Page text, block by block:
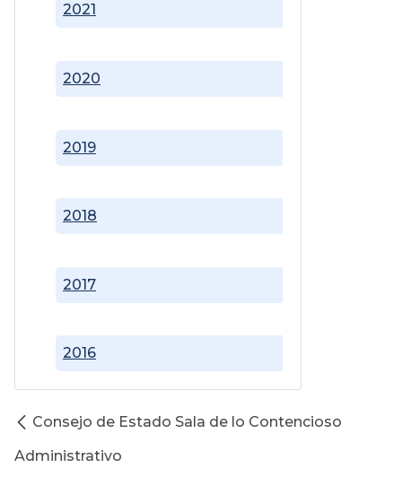
2016
2017
2018
2019
2020
2021
Consejo de Estado Sala de lo Contencioso
Administrativo